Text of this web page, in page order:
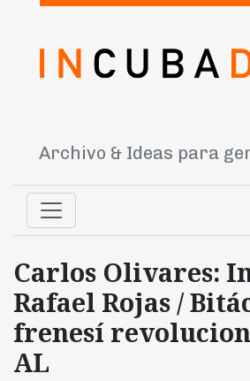
Archivo & Ideas para
Carlos Olivares:
Rafael Rojas /
frenesí
AL